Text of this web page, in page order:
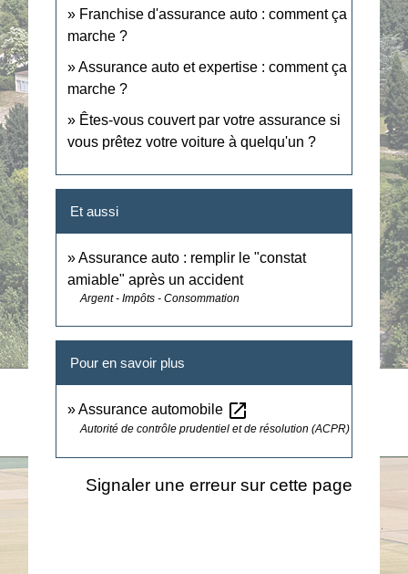
Franchise d'assurance auto : comment ça
marche ?
Assurance auto et expertise : comment ça
marche ?
Êtes-vous couvert par votre assurance si
vous prêtez votre voiture à quelqu'un ?
Et aussi
Assurance auto : remplir le "constat
amiable" après un accident
Argent - Impôts - Consommation
Pour en savoir plus
Assurance automobile open_in_new
Autorité de contrôle prudentiel et de résolution (ACPR)
Signaler une erreur sur cette page